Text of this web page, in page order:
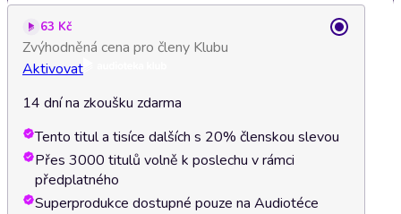
63 Kč
Zvýhodněná cena pro členy Klubu
Aktivovat
14 dní na zkoušku zdarma
Tento titul a tisíce dalších s 20% členskou slevou
Přes 3000 titulů volně k poslechu v rámci
předplatného
Superprodukce dostupné pouze na Audiotéce